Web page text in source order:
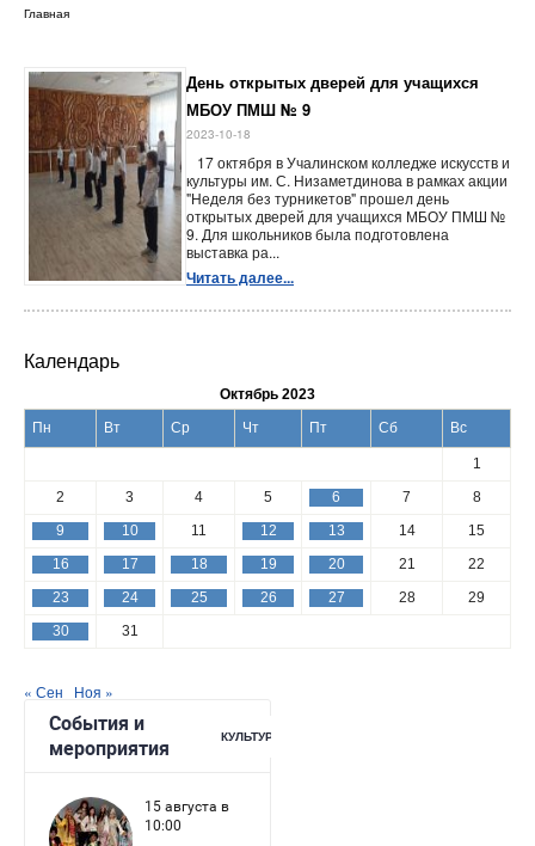
Главная
День открытых дверей для учащихся
МБОУ ПМШ № 9
2023-10-18
17 октября в Учалинском колледже искусств и
культуры им. С. Низаметдинова в рамках акции
"Неделя без турникетов" прошел день
открытых дверей для учащихся МБОУ ПМШ №
9. Для школьников была подготовлена
выставка ра...
Читать далее...
Календарь
Октябрь 2023
Пн
Вт Ср Чт Пт Сб Вс
1
2
3 4 5 6 7
8
9
10 11 12 13 14
15
16
17 18 19 20 21
22
23
24 25 26 27 28
29
30
31
« Сен Ноя »